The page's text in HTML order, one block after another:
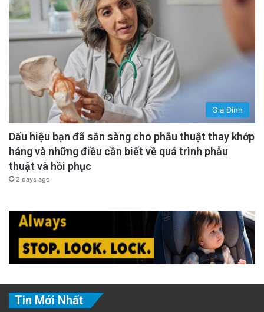
Gia Đình
Dấu hiệu bạn đã sẵn sàng cho phẫu thuật thay khớp
háng và những điều cần biết về quá trình phẫu
thuật và hồi phục
2 days ago
Tin Mới Nhất